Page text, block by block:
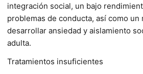
integración social, un bajo
problemas de conducta, así como un
desarrollar ansiedad y aislamiento
adulta.
Tratamientos insuficientes